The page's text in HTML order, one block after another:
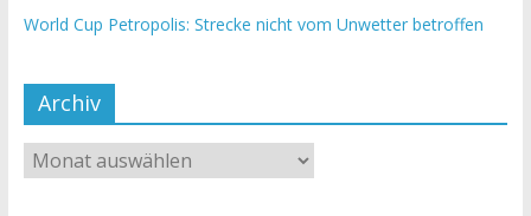
World Cup Petropolis: Strecke nicht vom Unwetter betroffen
Archiv